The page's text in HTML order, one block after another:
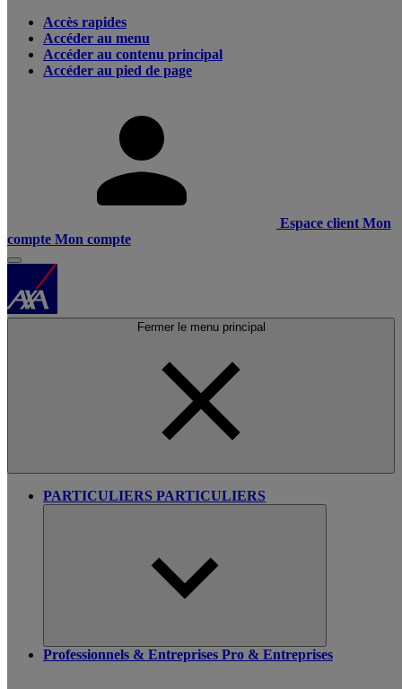
Accès rapides
Accéder au menu
Accéder au contenu principal
Accéder au pied de page
Espace client Mon
compte Mon compte
Fermer le menu principal
PARTICULIERS PARTICULIERS
Professionnels & Entreprises Pro & Entreprises